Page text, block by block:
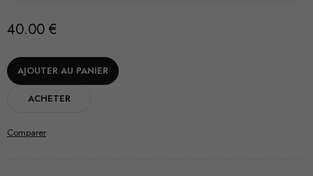
40.00 €
AJOUTER AU PANIER
ACHETER
Comparer